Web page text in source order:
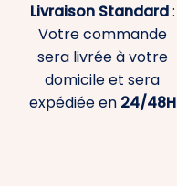
Livraison Standard:
Votre commande
sera livrée à votre
domicile et sera
expédiée en 24/48H